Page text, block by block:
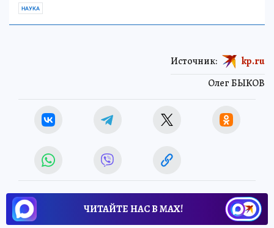
НАУКА
Олег БЫКОВ
Источник: kp.ru
ЧИТАЙТЕ НАС В МАХ!